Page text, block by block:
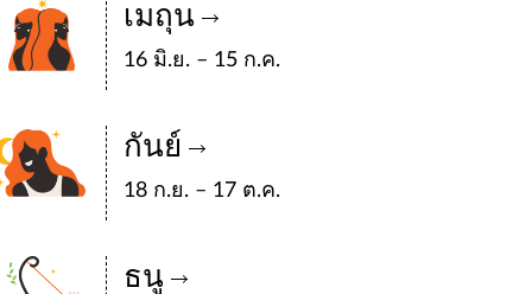
เมถุน
16 มิ.ย. – 15 ก.ค.
กันย์
18 ก.ย. – 17 ต.ค.
ธนู